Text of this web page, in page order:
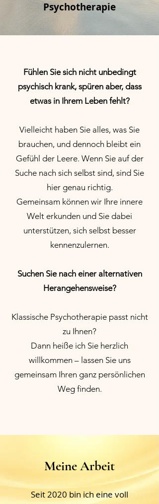
Psychotherapie
Fühlen Sie sich nicht unbedingt
psychisch krank, spüren aber, dass
etwas in Ihrem Leben fehlt?
Vielleicht haben Sie alles, was Sie
brauchen, und dennoch bleibt ein
Gefühl der Leere. Wenn Sie auf der
Suche nach sich selbst sind, sind Sie
hier genau richtig.
Gemeinsam können wir Ihre innere
Welt erkunden und Sie dabei
unterstützen, sich selbst besser
kennenzulernen.
Suchen Sie nach einer alternativen
Herangehensweise?
Klassische Psychotherapie passt nicht
zu Ihnen?
Dann heiße ich Sie herzlich
willkommen – lassen Sie uns
gemeinsam Ihren ganz persönlichen
Weg finden.
Meine Arbeit
Seit 2020 bin ich eine voll